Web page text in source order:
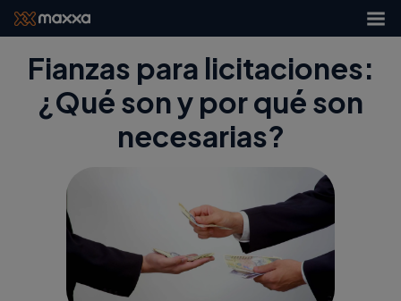
Fianzas para licitaciones:
¿Qué son y por qué son
necesarias?